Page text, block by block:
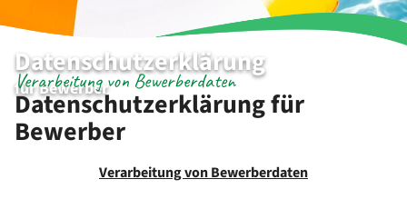
Datenschutzerklärung
für Bewerber
Datenschutzerklärung für
Bewerber
Verarbeitung von Bewerberdaten
Verarbeitung von Bewerberdaten